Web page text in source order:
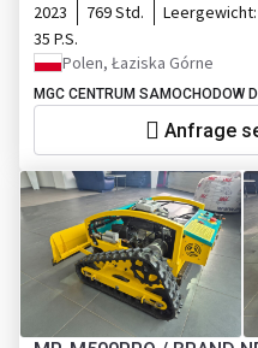
2023 769 Std. Leergewicht:
35 P.S.
Polen, Łaziska Górne
MGC CENTRUM SAMOCHODOW
Anfrage